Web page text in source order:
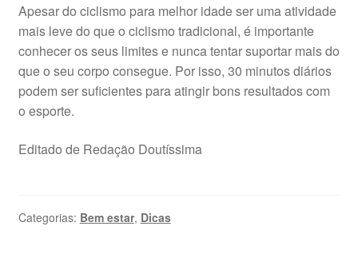
Apesar do ciclismo para melhor idade ser uma atividade
mais leve do que o ciclismo tradicional, é importante
conhecer os seus limites e nunca tentar suportar mais do
que o seu corpo consegue. Por isso, 30 minutos diários
podem ser suficientes para atingir bons resultados com
o esporte.
Editado de Redação Doutíssima
Categorias: Bem estar, Dicas